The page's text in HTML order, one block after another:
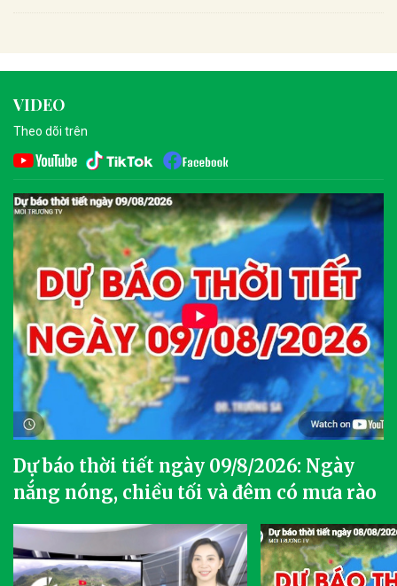
VIDEO
Theo dõi trên
Dự báo thời tiết ngày 09/8/2026: Ngày
nắng nóng, chiều tối và đêm có mưa rào